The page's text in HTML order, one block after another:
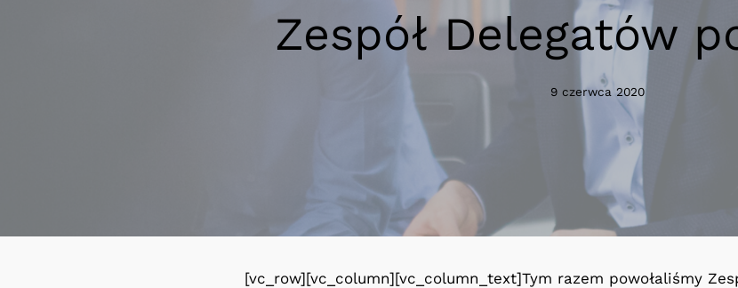
Zespół Delegatów
9 czerwca 2020
[vc_row][vc_column][vc_column_text]Tym razem powołaliśmy